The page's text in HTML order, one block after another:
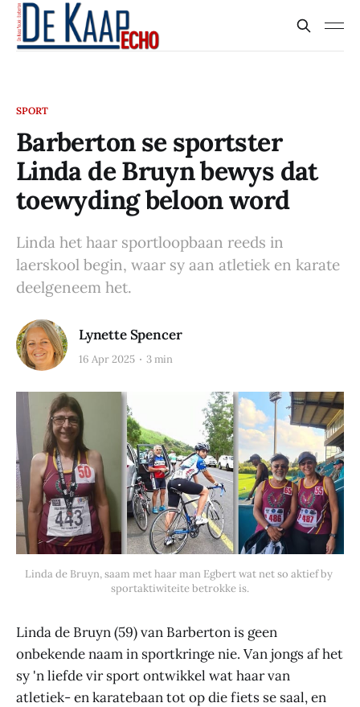
SPORT
Barberton se sportster
Linda de Bruyn bewys dat
toewyding beloon word
Linda het haar sportloopbaan reeds in
laerskool begin, waar sy aan atletiek en karate
deelgeneem het.
Lynette Spencer
16 Apr 2025 3 min
Linda de Bruyn, saam met haar man Egbert wat net so aktief by
sportaktiwiteite betrokke is.
Linda de Bruyn (59) van Barberton is geen
onbekende naam in sportkringe nie. Van jongs af het
sy 'n liefde vir sport ontwikkel wat haar van
atletiek- en karatebaan tot op die fiets se saal, en